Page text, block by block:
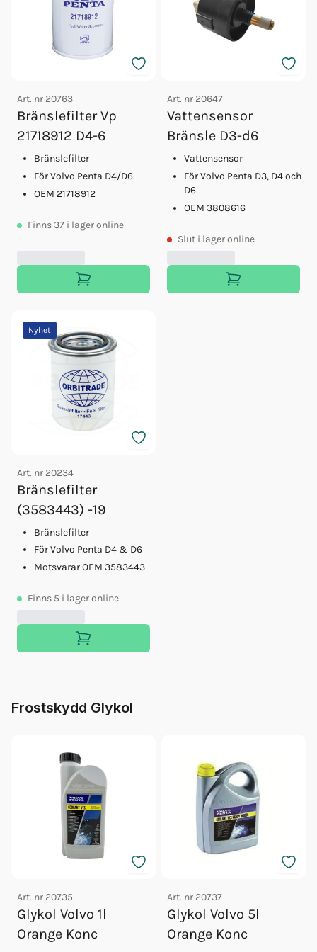
Art. nr 20763
Bränslefilter Vp
21718912 D4-6
Bränslefilter
För Volvo Penta D4/D6
OEM 21718912
Finns 37 i lager online
Art. nr 20647
Vattensensor
Bränsle D3-d6
Vattensensor
För Volvo Penta D3, D4 och
D6
OEM 3808616
Slut i lager online
Nyhet
Art. nr 20234
Bränslefilter
(3583443) -19
Bränslefilter
För Volvo Penta D4 & D6
Motsvarar OEM 3583443
Finns 5 i lager online
Frostskydd Glykol
Art. nr 20735
Glykol Volvo 1l
Orange Konc
Art. nr 20737
Glykol Volvo 5l
Orange Konc